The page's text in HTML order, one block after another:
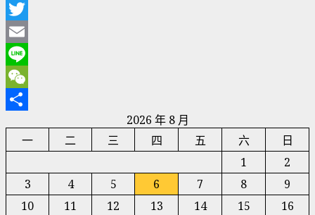
Facebook
Twitter
Email
Line
WeChat
2026 年 8 月
一
二 三 四 五 六
日
1
2
3
4 5 6 7 8
9
10
11 12 13 14 15
16